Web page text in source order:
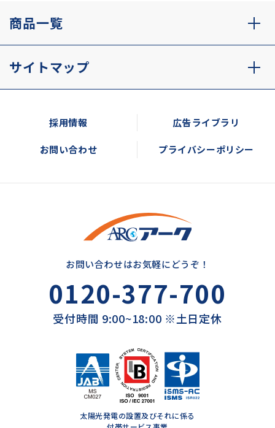
商品一覧
サイトマップ
採用情報 広告ライブラリ
お問い合わせ プライバシーポリシー
お問い合わせはお気軽にどうぞ！
0120-377-700
受付時間 9:00~18:00 ※土日定休
太陽光発電の設置及びそれに係る